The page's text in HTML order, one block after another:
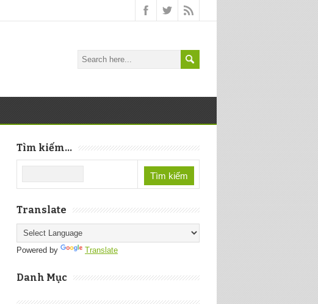
Tìm kiếm...
Translate
Powered by Translate
Danh Mục